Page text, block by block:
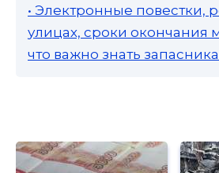
• Электронные повестки,
улицах, сроки окончания
что важно знать